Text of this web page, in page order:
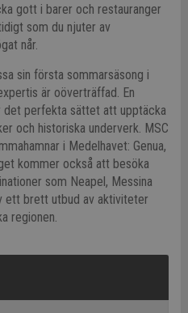
gott i barer och restauranger
som du njuter av
når.
sin första sommarsäsong i
är oöverträffad. En
det perfekta sättet att upptäcka
och historiska underverk. MSC
i Medelhavet: Genua,
kommer också att besöka
som Neapel, Messina
ett brett utbud av aktiviteter
regionen.